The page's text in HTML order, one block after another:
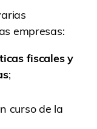
empresas:
fiscales y
;
curso de la